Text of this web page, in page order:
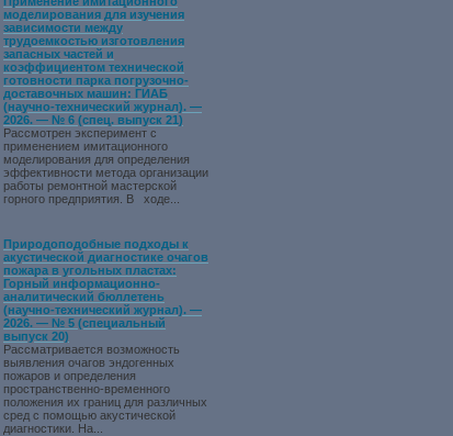
моделирования для изучения
зависимости между
трудоемкостью изготовления
запасных частей и
коэффициентом технической
готовности парка погрузочно-
доставочных машин: ГИАБ
(научно-технический журнал). —
2026. — № 6 (спец. выпуск 21)
Рассмотрен эксперимент с
применением имитационного
моделирования для определения
эффективности метода организации
работы ремонтной мастерской
горного предприятия. В ходе...
Природоподобные подходы к
акустической диагностике очагов
пожара в угольных пластах:
Горный информационно-
аналитический бюллетень
(научно-технический журнал). —
2026. — № 5 (специальный
выпуск 20)
Рассматривается возможность
выявления очагов эндогенных
пожаров и определения
пространственно-временного
положения их границ для различных
сред с помощью акустической
диагностики. На...